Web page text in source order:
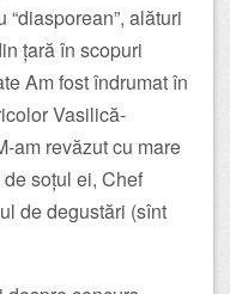
alături
țară în scopuri
Am fost îndrumat în
Vasilică-
am revăzut cu mare
soțul ei, Chef
de degustări (sînt